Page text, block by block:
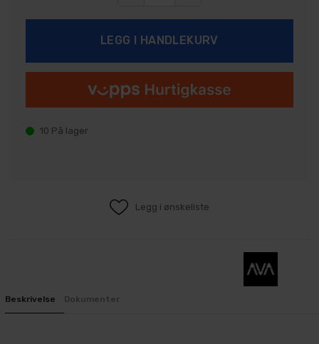
10 På lager
Legg i ønskeliste
Beskrivelse Dokumenter